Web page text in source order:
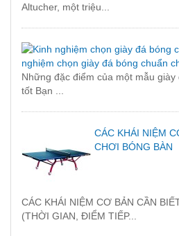
Altucher, một triệu...
nghiệm chọn giày đá bóng chuẩn
Những đặc điểm của một mẫu
tốt Bạn ...
CÁC KHÁI NIỆM
CHƠI BÓNG BÀN
CÁC KHÁI NIỆM CƠ BẢN CẦN
(THỜI GIAN, ĐIỂM TIẾP...